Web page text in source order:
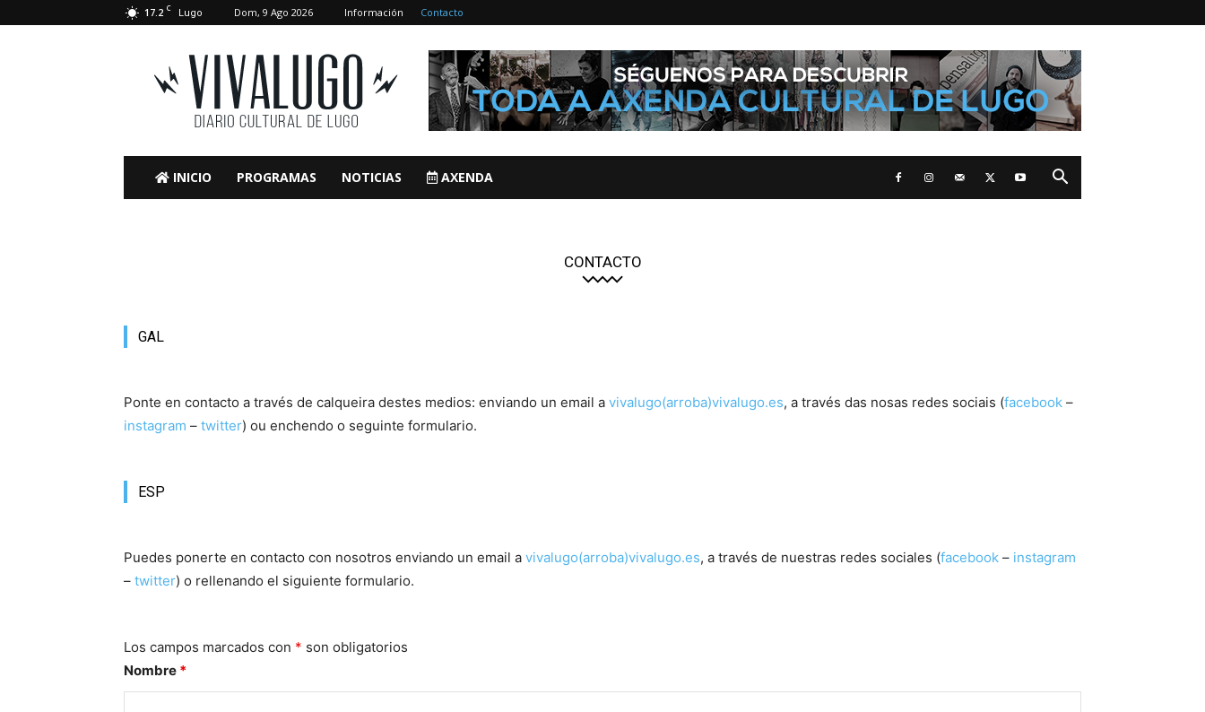
17.2 C Lugo Dom, 9 Ago 2026 Información Contacto
VivaLugo
INICIO PROGRAMAS NOTICIAS AXENDA
CONTACTO
GAL
Ponte en contacto a través de calqueira destes medios: enviando un email a vivalugo(arroba)vivalugo.es, a través das nosas redes sociais (facebook –
instagram – twitter) ou enchendo o seguinte formulario.
ESP
Puedes ponerte en contacto con nosotros enviando un email a vivalugo(arroba)vivalugo.es, a través de nuestras redes sociales (facebook – instagram
– twitter) o rellenando el siguiente formulario.
Los campos marcados con * son obligatorios
Nombre *